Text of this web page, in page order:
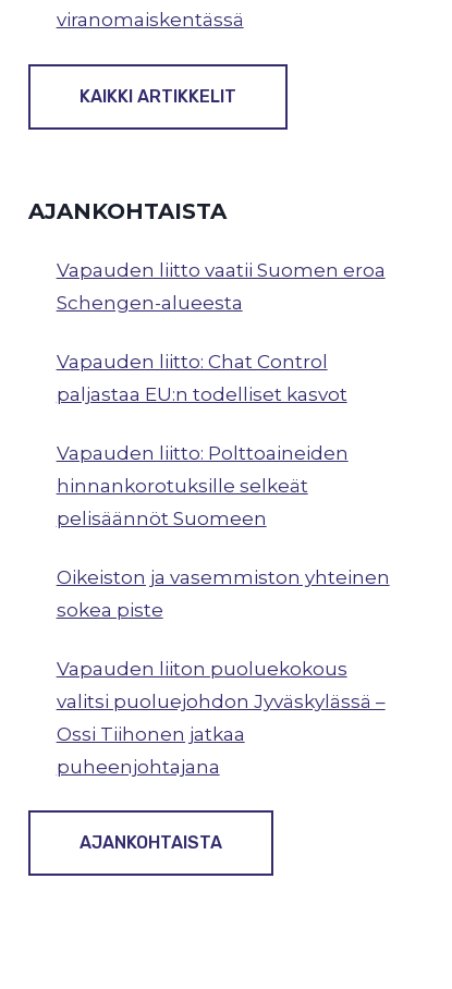
viranomaiskentässä
KAIKKI ARTIKKELIT
AJANKOHTAISTA
Vapauden liitto vaatii Suomen eroa
Schengen-alueesta
Vapauden liitto: Chat Control
paljastaa EU:n todelliset kasvot
Vapauden liitto: Polttoaineiden
hinnankorotuksille selkeät
pelisäännöt Suomeen
Oikeiston ja vasemmiston yhteinen
sokea piste
Vapauden liiton puoluekokous
valitsi puoluejohdon Jyväskylässä –
Ossi Tiihonen jatkaa
puheenjohtajana
AJANKOHTAISTA